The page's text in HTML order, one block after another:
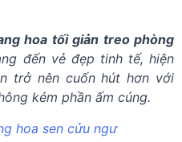
hoa tối giản treo phòng
đến vẻ đẹp tinh tế, hiện
trở nên cuốn hút hơn với
kém phần ấm cúng.
hoa sen cửu ngư